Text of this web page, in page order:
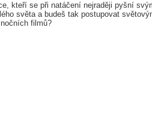
kteří se při natáčení nejraději pyšní
světa a budeš tak postupovat
filmů?